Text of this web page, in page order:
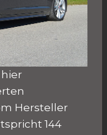
Hersteller
144